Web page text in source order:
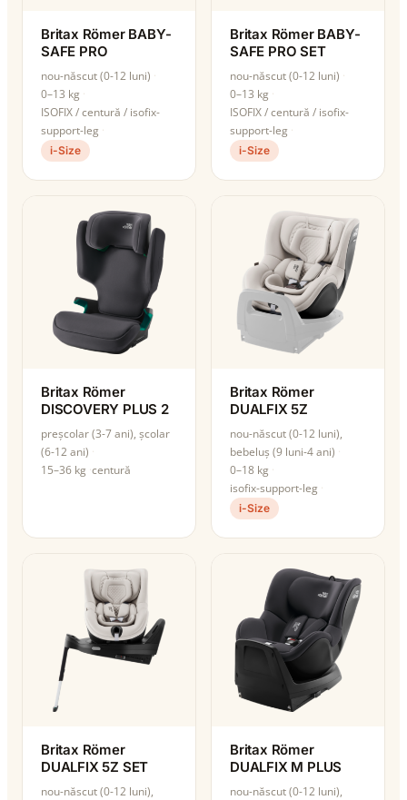
Britax Römer BABY-
SAFE PRO
nou-născut (0-12 luni)
0–13 kg
ISOFIX / centură / isofix-
support-leg
i-Size
Britax Römer BABY-
SAFE PRO SET
nou-născut (0-12 luni)
0–13 kg
ISOFIX / centură / isofix-
support-leg
i-Size
Britax Römer
DISCOVERY PLUS 2
preșcolar (3-7 ani), școlar
(6-12 ani)
15–36 kg centură
Britax Römer
DUALFIX 5Z
nou-născut (0-12 luni),
bebeluș (9 luni-4 ani)
0–18 kg
isofix-support-leg
i-Size
Britax Römer
DUALFIX 5Z SET
nou-născut (0-12 luni),
Britax Römer
DUALFIX M PLUS
nou-născut (0-12 luni),